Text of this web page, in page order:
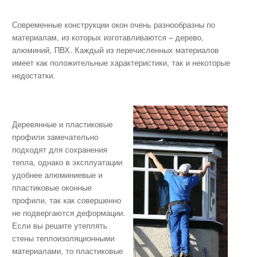
Современные конструкции окон очень разнообразны по
материалам, из которых изготавливаются – дерево,
алюминий, ПВХ. Каждый из перечисленных материалов
имеет как положительные характеристики, так и некоторые
недостатки.
Деревянные и пластиковые
профили замечательно
подходят для сохранения
тепла, однако в эксплуатации
удобнее алюминиевые и
пластиковые оконные
профили, так как совершенно
не подвергаются деформации.
Если вы решите утеплять
стены теплоизоляционными
материалами, то пластиковые